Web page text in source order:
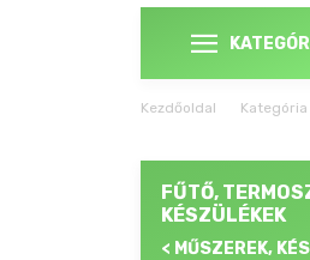
Kezdőoldal Kategória
FŰTŐ,
KÉSZÜLÉKEK
< MŰSZEREK,